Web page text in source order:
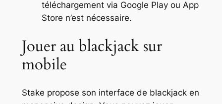
téléchargement via Google Play ou App
Store n’est nécessaire.
Jouer au blackjack sur
mobile
Stake propose son interface de blackjack en